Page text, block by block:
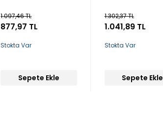
1.097,46 TL
877,97 TL
Stokta Var
Sepete Ekle
1.302,37 TL
1.041,89 TL
Stokta Var
Sepete Ekle